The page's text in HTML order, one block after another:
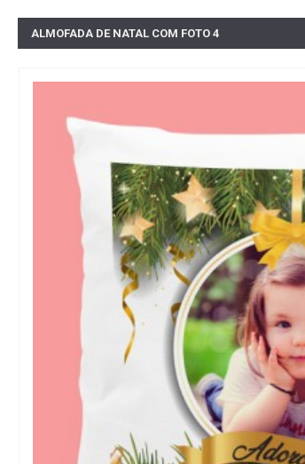
ALMOFADA DE NATAL COM FOTO 4